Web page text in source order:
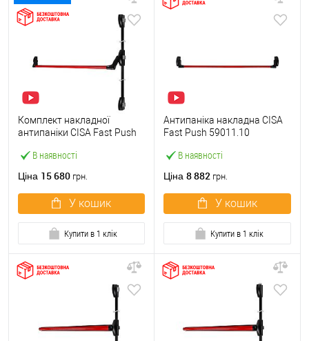
В наявності
Комплект накладної
антипаніки CISA Fast Push
точковий вбік червона
Ціна 15 680 грн.
У кошик
Купити в 1 клік
В наявності
Антипаніка накладна CISA
Fast Push 59011.10
штангою 1500 мм червона
Ціна 8 882 грн.
У кошик
Купити в 1 клік